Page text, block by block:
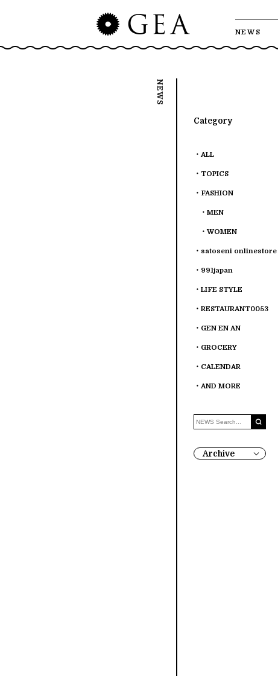
NEWS
Category
ALL
TOPICS
FASHION
MEN
WOMEN
satoseni onlinestore
991japan
LIFE STYLE
RESTAURANT0053
GEN EN AN
GROCERY
CALENDAR
AND MORE
Archive